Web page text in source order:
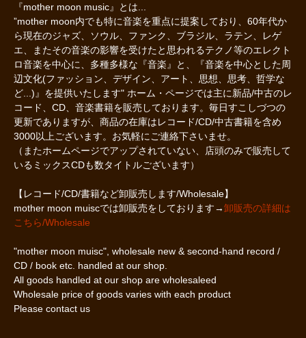
『mother moon music』とは...
”mother moon内でも特に音楽を重点に提案しており、60年代か
ら現在のジャズ、ソウル、ファンク、ブラジル、ラテン、レゲ
エ、またその音楽の影響を受けたと思われるテクノ等のエレクト
ロ音楽を中心に、多種多様な『音楽』と、『音楽を中心とした周
辺文化(ファッション、デザイン、アート、思想、思考、哲学な
ど...)』を提供いたします" ホーム・ページでは主に新品/中古のレ
コード、CD、音楽書籍を販売しております。毎日すこしづつの
更新でありますが、商品の在庫はレコード/CD/中古書籍を含め
3000以上ございます。お気軽にご連絡下さいませ。
（またホームページでアップされていない、店頭のみで販売して
いるミックスCDも数タイトルございます）
【レコード/CD/書籍など卸販売します/Wholesale】
mother moon muiscでは卸販売をしております→卸販売の詳細は
こちら/Wholesale
"mother moon muisc", wholesale new & second-hand record /
CD / book etc. handled at our shop.
All goods handled at our shop are wholesaleed
Wholesale price of goods varies with each product
Please contact us